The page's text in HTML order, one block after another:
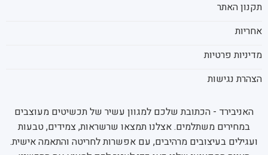
תקנון האתר
אחריות
מדיניות פרטיות
הצהרת נגישות
האניבירד - הכתובת שלכם למגוון עשיר של תכשיטים מעוצבים
במחירים משתלמים. אצלנו תמצאו שרשראות, צמידים, טבעות
ועגילים בעיצובים מרהיבים, עם אפשרות לחריטה והתאמה אישית.